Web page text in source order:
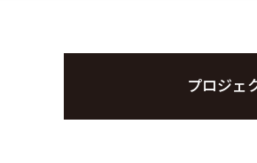
プロジェ